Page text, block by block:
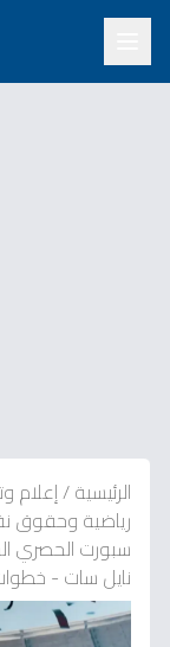
الرئيسية/إعلام
رياضية وحقوق
نايل سات -